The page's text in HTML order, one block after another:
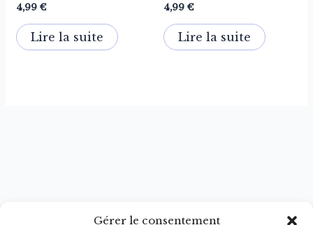
Gérer le consentement
4,99€
Lire la suite
4,99 €
Lire la suite